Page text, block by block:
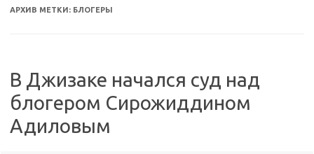
АРХИВ МЕТКИ: БЛОГЕРЫ
В Джизаке начался суд над
блогером Сирожиддином
Адиловым